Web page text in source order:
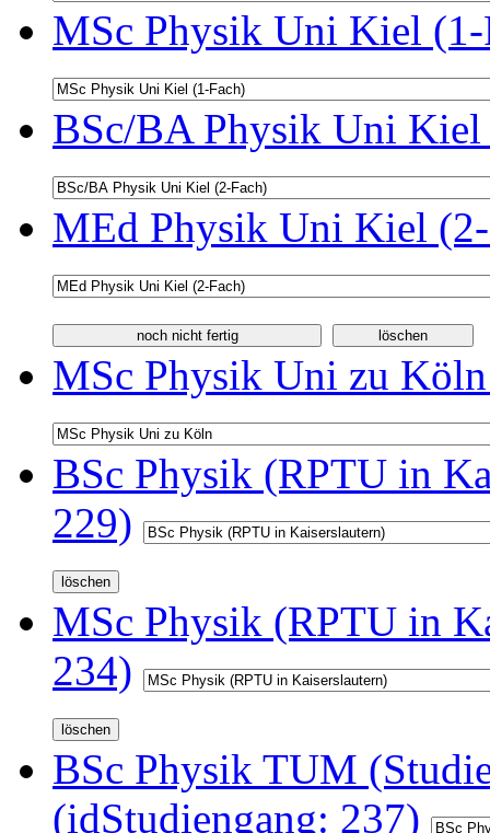
MSc Physik Uni Kiel
BSc/BA Physik Uni Kiel
MEd Physik Uni Kiel
MSc Physik Uni zu
BSc Physik (RPTU in
229)
MSc Physik (RPTU in
234)
BSc Physik TUM
(idStudiengang: 237)